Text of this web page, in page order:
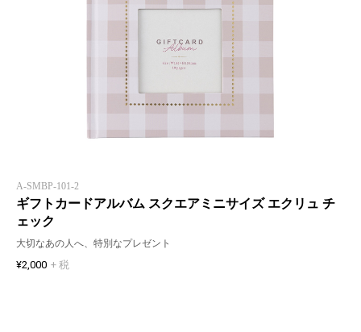
A-SMBP-101-2
ギフトカードアルバム スクエアミニサイズ エクリュ チ
ェック
大切なあの人へ、特別なプレゼント
¥2,000 + 税